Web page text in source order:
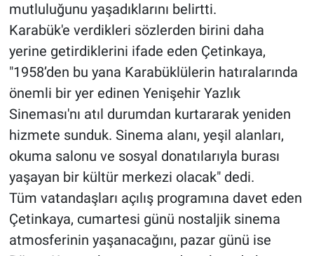
mutluluğunu yaşadıklarını belirtti.
Karabük'e verdikleri sözlerden birini daha
yerine getirdiklerini ifade eden Çetinkaya,
"1958’den bu yana Karabüklülerin hatıralarında
önemli bir yer edinen Yenişehir Yazlık
Sineması'nı atıl durumdan kurtararak yeniden
hizmete sunduk. Sinema alanı, yeşil alanları,
okuma salonu ve sosyal donatılarıyla burası
yaşayan bir kültür merkezi olacak" dedi.
Tüm vatandaşları açılış programına davet eden
Çetinkaya, cumartesi günü nostaljik sinema
atmosferinin yaşanacağını, pazar günü ise